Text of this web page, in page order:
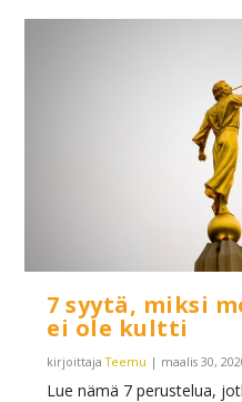
7 syytä, miksi
ei ole kultti
kirjoittajaTeemu | maalis 30,
Lue nämä 7 perustelua,